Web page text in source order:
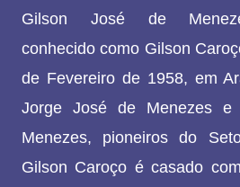
Gilson José de
conhecido como Gilson
de Fevereiro de 1958, em
Jorge José de Menezes e
Menezes, pioneiros do
Gilson Caroço é casado